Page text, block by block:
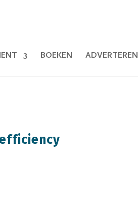
BOEKEN ADVERTEREN